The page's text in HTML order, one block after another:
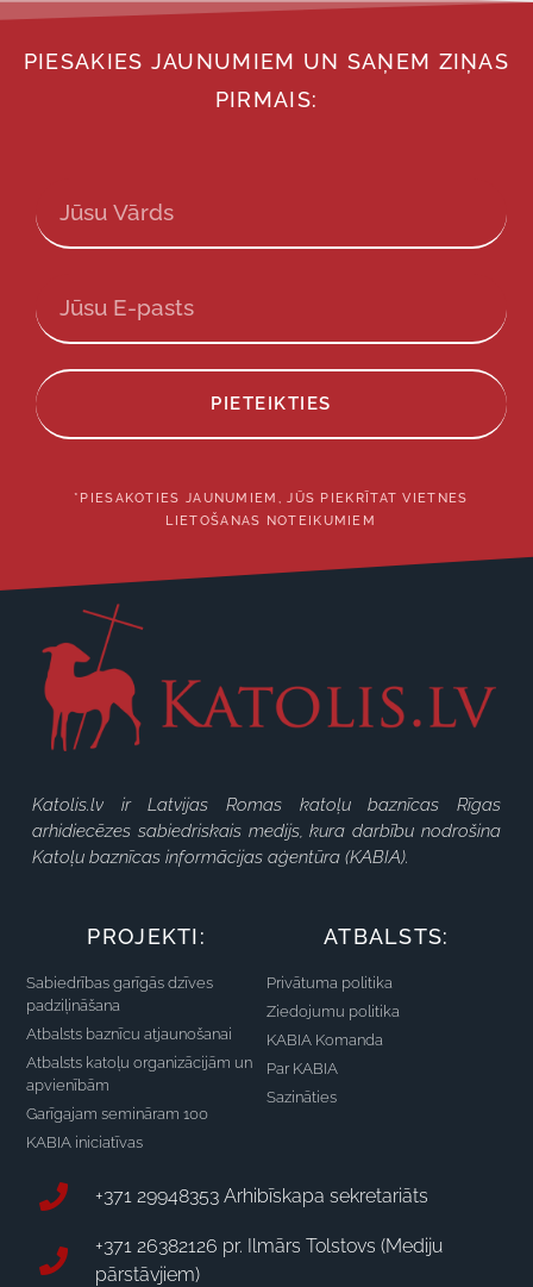
PIESAKIES JAUNUMIEM UN SAŅEM ZIŅAS
PIRMAIS:
PIETEIKTIES
*PIESAKOTIES JAUNUMIEM, JŪS PIEKRĪTAT VIETNES
LIETOŠANAS NOTEIKUMIEM
Katolis.lv ir Latvijas Romas katoļu baznīcas Rīgas
arhidiecēzes sabiedriskais medijs, kura darbību nodrošina
Katoļu baznīcas informācijas aģentūra (KABIA).
PROJEKTI:
Sabiedrības garīgās dzīves
padziļināšana
Atbalsts baznīcu atjaunošanai
Atbalsts katoļu organizācijām un
apvienībām
Garīgajam semināram 100
KABIA iniciatīvas
ATBALSTS:
Privātuma politika
Ziedojumu politika
KABIA Komanda
Par KABIA
Sazināties
+371 29948353 Arhibīskapa sekretariāts
+371 26382126 pr. Ilmārs Tolstovs (Mediju
pārstāvjiem)